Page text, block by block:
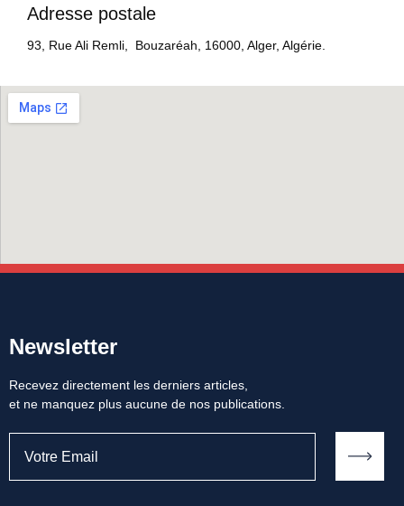
Adresse postale
93, Rue Ali Remli, Bouzaréah, 16000, Alger, Algérie.
Newsletter
Recevez directement les derniers articles,
et ne manquez plus aucune de nos publications.